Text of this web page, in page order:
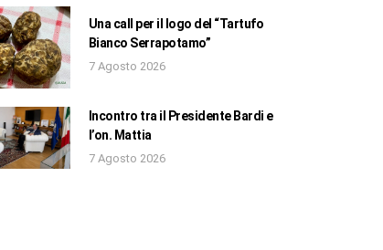
Una call per il logo del “Tartufo
Bianco Serrapotamo”
7 Agosto 2026
Incontro tra il Presidente Bardi e
l’on. Mattia
7 Agosto 2026